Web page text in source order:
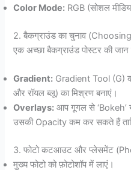
Color Mode: RGB (सोशल
2. बैकग्राउंड का चुनाव
एक अच्छा बैकग्राउंड पोस्टर की जान
Gradient: Gradient Tool (G)
और रॉयल ब्लू) का मिश्रण बनाएं।
Overlays: आप गूगल से ‘Bokeh’
उसकी Opacity कम कर सकते हैं
3. फोटो कटआउट और प्लेसमेंट
मुख्य फोटो को फ़ोटोशॉप में लाएं।